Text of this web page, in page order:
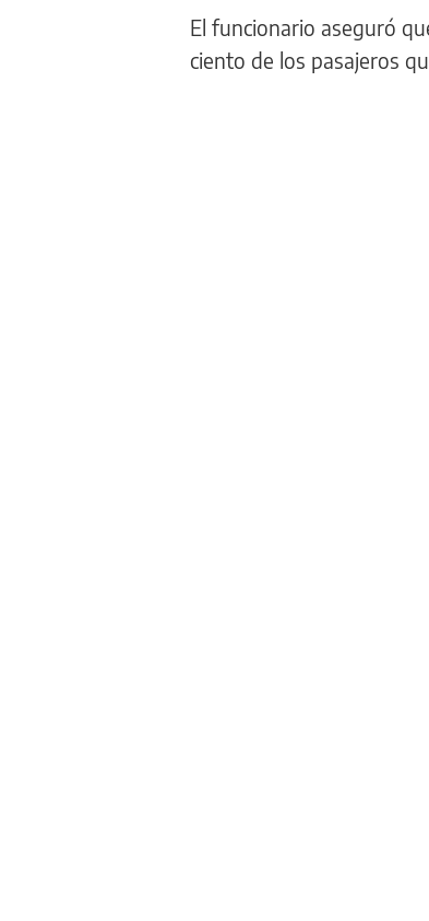
El funcionario aseguró
ciento de los pasajeros